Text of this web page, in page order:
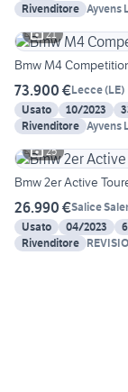
Rivenditore Ayvens
21
Bmw M4
73.900 €Lecce(LE)
Usato
10/2023
Rivenditore Ayvens
25
Bmw 2er Active
26.990 €Salice
Usato
04/2023
Rivenditore